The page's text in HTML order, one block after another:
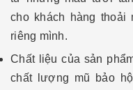
cho khách hàng
riêng mình.
Chất liệu của sản
chất lượng mũ bảo